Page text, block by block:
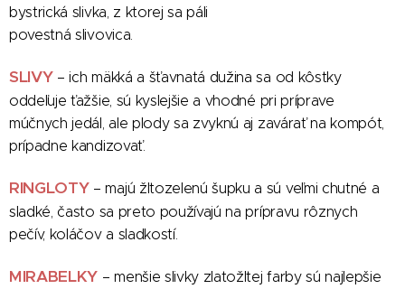
bystrická slivka, z ktorej sa páli
povestná slivovica.
SLIVY– ich mäkká a šťavnatá dužina sa od kôstky
oddeľuje ťažšie, sú kyslejšie a vhodné pri príprave
múčnych jedál, ale plody sa zvyknú aj zavárať na kompót,
prípadne kandizovať.
RINGLOTY– majú žltozelenú šupku a sú veľmi chutné a
sladké, často sa preto používajú na prípravu rôznych
pečív, koláčov a sladkostí.
MIRABELKY – menšie slivky zlatožltej farby sú najlepšie